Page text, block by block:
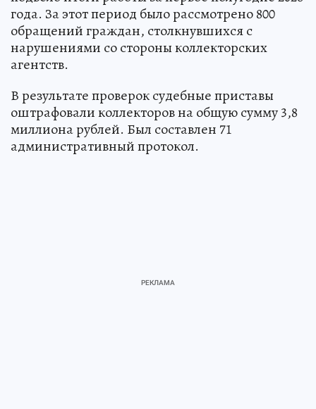
года. За этот период было рассмотрено 800
обращений граждан, столкнувшихся с
нарушениями со стороны коллекторских
агентств.
В результате проверок судебные приставы
оштрафовали коллекторов на общую сумму 3,8
миллиона рублей. Был составлен 71
административный протокол.